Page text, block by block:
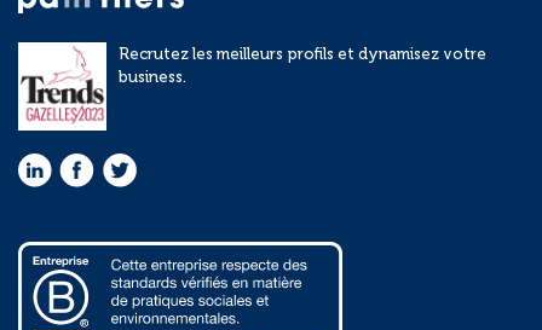
Recrutez les meilleurs profils et dynamisez votre
business.